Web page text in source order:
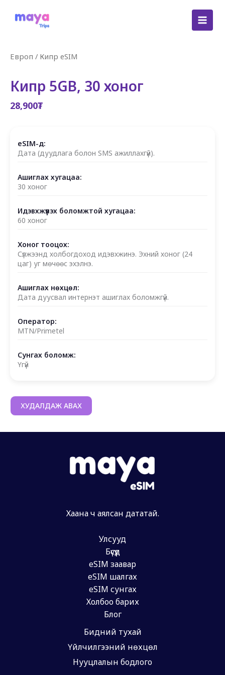
Европ / Кипр eSIM
Кипр 5GB, 30 хоног
28,900₮
eSIM-д:
Дата (дуудлага болон SMS ажиллахгүй).
Ашиглах хугацаа:
30 хоног
Идэвхжүүлэх боломжтой хугацаа:
60 хоног
Хоног тооцох:
Сүлжээнд холбогдоход идэвхжинэ. Эхний хоног (24
цаг) уг мөчөөс эхэлнэ.
Ашиглах нөхцөл:
Дата дуусвал интернэт ашиглах боломжгүй.
Оператор:
MTN/Primetel
Сунгах боломж:
Үгүй
ХУДАЛДАЖ АВАХ
Хаана ч аялсан дататай.
Улсууд
Бүсүүд
eSIM заавар
eSIM шалгах
eSIM сунгах
Холбоо барих
Блог
Бидний тухай
Үйлчилгээний нөхцөл
Нууцлалын бодлого